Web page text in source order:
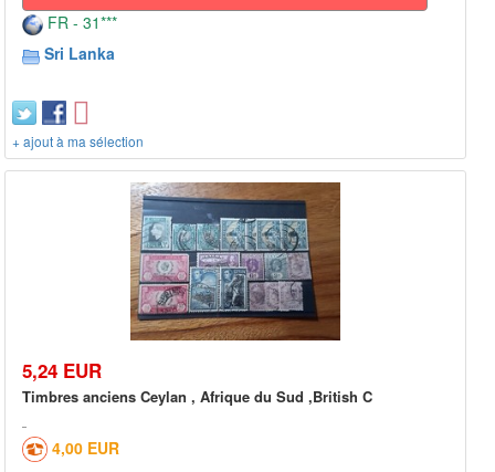
FR - 31***
Sri Lanka
+ ajout à ma sélection
5,24 EUR
Timbres anciens Ceylan , Afrique du Sud ,British C
4,00 EUR